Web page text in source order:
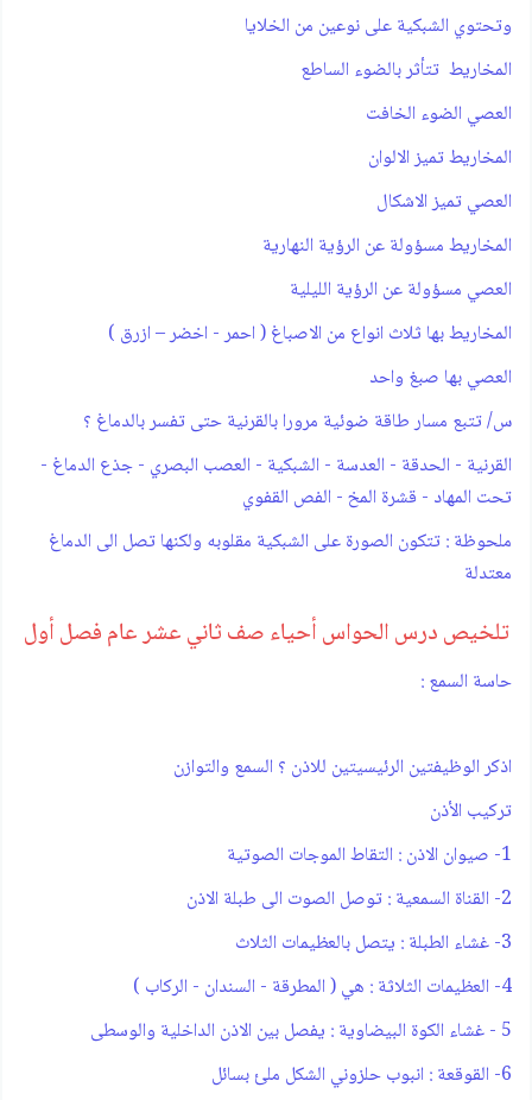
وتحتوي الشبكية على نوعين من الخلايا
المخاريط تتأثر بالضوء الساطع
العصي الضوء الخافت
المخاريط تميز الالوان
العصي تميز الاشكال
المخاريط مسؤولة عن الرؤية النهارية
العصي مسؤولة عن الرؤية الليلية
المخاريط بها ثلاث انواع من الاصباغ ( احمر - اخضر – ازرق )
العصي بها صبغ واحد
س/ تتبع مسار طاقة ضوئية مرورا بالقرنية حتى تفسر بالدماغ ؟
القرنية - الحدقة - العدسة - الشبكية - العصب البصري - جذع الدماغ -
تحت المهاد - قشرة المخ - الفص القفوي
ملحوظة : تتكون الصورة على الشبكية مقلوبه ولكنها تصل الى الدماغ
معتدلة
تلخيص درس الحواس أحياء صف ثاني عشر عام فصل أول
حاسة السمع :
اذكر الوظيفتين الرئيسيتين للاذن ؟ السمع والتوازن
تركيب الأذن
1- صيوان الاذن : التقاط الموجات الصوتية
2- القناة السمعية : توصل الصوت الى طبلة الاذن
3- غشاء الطبلة : يتصل بالعظيمات الثلاث
4- العظيمات الثلاثة : هي ( المطرقة - السندان - الركاب )
5 - غشاء الكوة البيضاوية : يفصل بين الاذن الداخلية والوسطى
6- القوقعة : انبوب حلزوني الشكل ملئ بسائل